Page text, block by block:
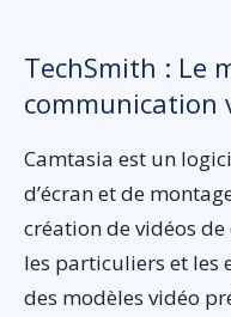
TechSmith : Le
communication
Camtasia est un
d’écran et de
création de vidéos
les particuliers et les
des modèles vidéo